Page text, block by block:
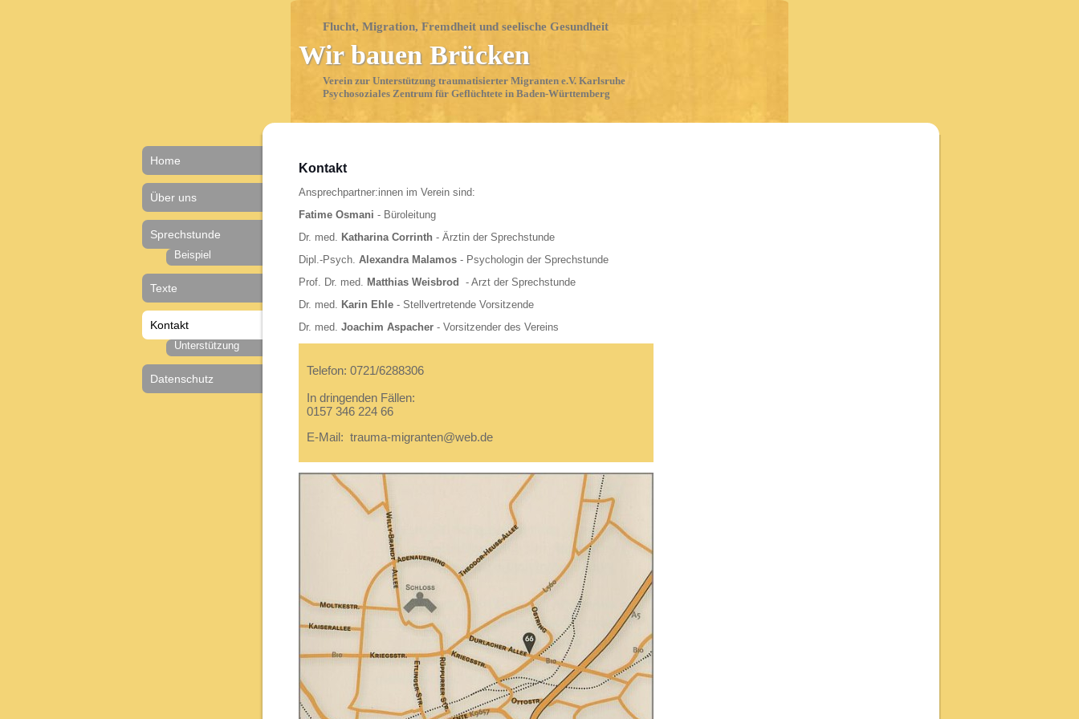
Flucht, Migration, Fremdheit und seelische Gesundheit
Wir bauen Brücken
Verein zur Unterstützung traumatisierter Migranten e.V. Karlsruhe
Psychosoziales Zentrum für Geflüchtete in Baden-Württemberg
Home
Über uns
Sprechstunde
Beispiel
Texte
Kontakt
Unterstützung
Datenschutz
Kontakt
Ansprechpartner:innen im Verein sind:
Fatime Osmani - Büroleitung
Dr. med. Katharina Corrinth - Ärztin der Sprechstunde
Dipl.-Psych. Alexandra Malamos - Psychologin der Sprechstunde
Prof. Dr. med. Matthias Weisbrod - Arzt der Sprechstunde
Dr. med. Karin Ehle - Stellvertretende Vorsitzende
Dr. med. Joachim Aspacher - Vorsitzender des Vereins
Telefon: 0721/6288306
In dringenden Fällen:
0157 346 224 66
E-Mail: trauma-migranten@web.de